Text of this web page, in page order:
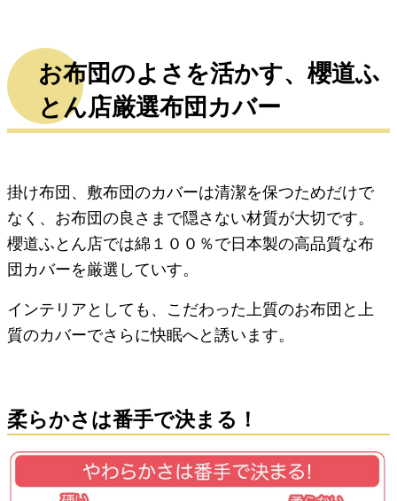
お布団のよさを活かす、櫻道ふ
とん店厳選布団カバー
掛け布団、敷布団のカバーは清潔を保つためだけで
なく、お布団の良さまで隠さない材質が大切です。
櫻道ふとん店では綿１００％で日本製の高品質な布
団カバーを厳選していす。
インテリアとしても、こだわった上質のお布団と上
質のカバーでさらに快眠へと誘います。
柔らかさは番手で決まる！